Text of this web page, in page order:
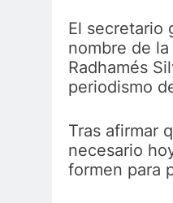
El secretario
nombre de
Radhamés
periodismo
Tras afirmar
necesario
formen para